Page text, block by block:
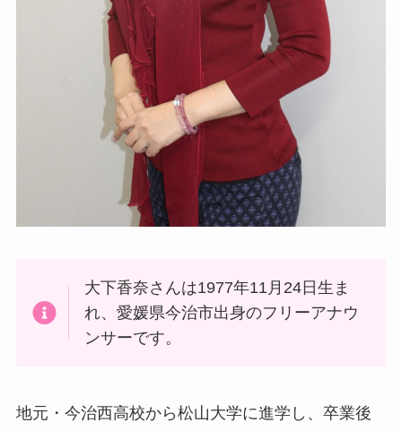
大下香奈さんは1977年11月24日生ま
れ、愛媛県今治市出身のフリーアナウ
ンサーです。
地元・今治西高校から松山大学に進学し、卒業後